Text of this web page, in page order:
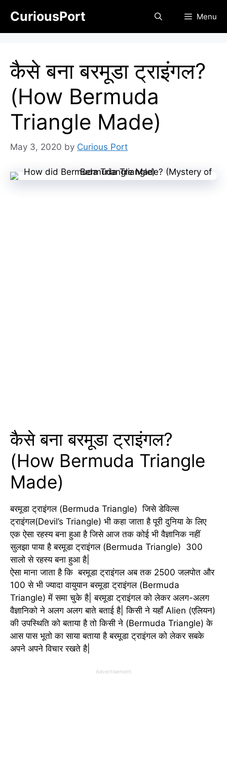
content
CuriousPort Menu
कैसे बना बरमूडा ट्राइंगल?
(How Bermuda
Triangle Made)
May 3, 2020 by Curious Port
कैसे बना बरमूडा ट्राइंगल?
(How Bermuda Triangle
Made)
बरमूडा ट्राइंगल (Bermuda Triangle) जिसे डेविल्स
ट्राइंगल(Devil’s Triangle) भी कहा जाता है पूरी दुनिया के लिए
एक ऐसा रहस्य बना हुआ है जिसे आज तक कोई भी वैज्ञानिक नहीं
सुलझा पाया है बरमूडा ट्राइंगल (Bermuda Triangle) 300
सालो से रहस्य बना हुआ है|
ऐसा माना जाता है कि बरमूडा ट्राइंगल अब तक 2500 जलपोत और
100 से भी ज्यादा वायुयान बरमूडा ट्राइंगल (Bermuda
Triangle) में समा चुके है| बरमूडा ट्राइंगल को लेकर अलग-अलग
वैज्ञानिको ने अलग अलग बाते बताई है| किसी ने यहाँ Alien (एलियन)
की उपस्थिति को बताया है तो किसी ने (Bermuda Triangle) के
आस पास भूतो का साया बताया है बरमूडा ट्राइंगल को लेकर सबके
अपने अपने विचार रखते है|
Advertisement